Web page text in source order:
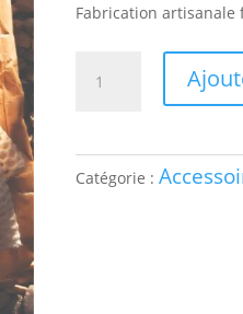
Fabrication artisanale
en
Catégorie :